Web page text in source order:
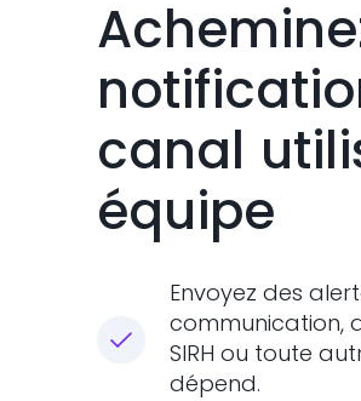
canal
équipe
Envoyez des
communication,
SIRH ou toute
dépend.